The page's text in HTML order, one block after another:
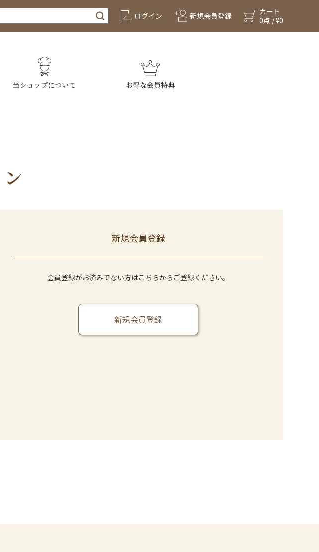
ログイン 新規会員登録
カート
0点 / ¥0
当ショップについて お得な会員特典
新規会員登録
会員登録がお済みでない方はこちらからご登録ください。
新規会員登録